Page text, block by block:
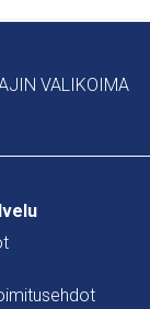
VALIKOIMA